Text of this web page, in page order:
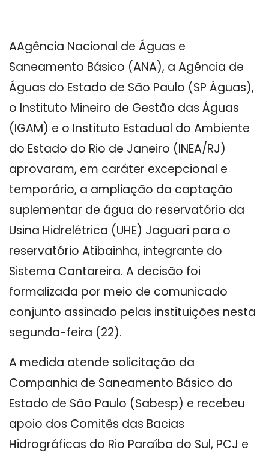
AAgência Nacional de Águas e
Saneamento Básico (ANA), a Agência de
Águas do Estado de São Paulo (SP Águas),
o Instituto Mineiro de Gestão das Águas
(IGAM) e o Instituto Estadual do Ambiente
do Estado do Rio de Janeiro (INEA/RJ)
aprovaram, em caráter excepcional e
temporário, a ampliação da captação
suplementar de água do reservatório da
Usina Hidrelétrica (UHE) Jaguari para o
reservatório Atibainha, integrante do
Sistema Cantareira. A decisão foi
formalizada por meio de comunicado
conjunto assinado pelas instituições nesta
segunda-feira (22).
A medida atende solicitação da
Companhia de Saneamento Básico do
Estado de São Paulo (Sabesp) e recebeu
apoio dos Comitês das Bacias
Hidrográficas do Rio Paraíba do Sul, PCJ e